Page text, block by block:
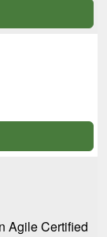
Agile Certified